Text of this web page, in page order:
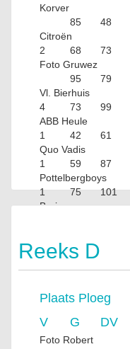
Korver
85
48
Citroën
2
68 73
Foto Gruwez
95
79
Vl. Bierhuis
4
73 99
ABB Heule
1
42 61
Quo Vadis
1
59 87
Pottelbergboys
1
75 101
Bariseau
Reeks D
Plaats Ploeg
V
G DV
Foto Robert